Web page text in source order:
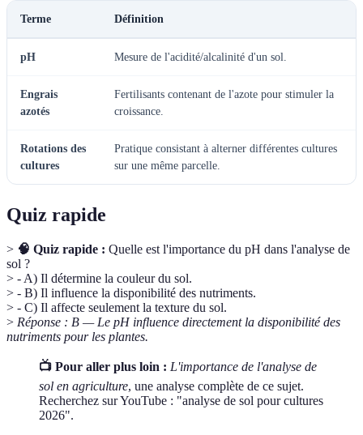
Terme Définition
pH Mesure de l'acidité/alcalinité d'un sol.
Engrais
azotés
Fertilisants contenant de l'azote pour stimuler la
croissance.
Rotations des
cultures
Pratique consistant à alterner différentes cultures
sur une même parcelle.
Quiz rapide
> 🧠 Quiz rapide : Quelle est l'importance du pH dans l'analyse de
sol ?
> - A) Il détermine la couleur du sol.
> - B) Il influence la disponibilité des nutriments.
> - C) Il affecte seulement la texture du sol.
> Réponse : B — Le pH influence directement la disponibilité des
nutriments pour les plantes.
📺 Pour aller plus loin : L'importance de l'analyse de
sol en agriculture, une analyse complète de ce sujet.
Recherchez sur YouTube : "analyse de sol pour cultures
2026".